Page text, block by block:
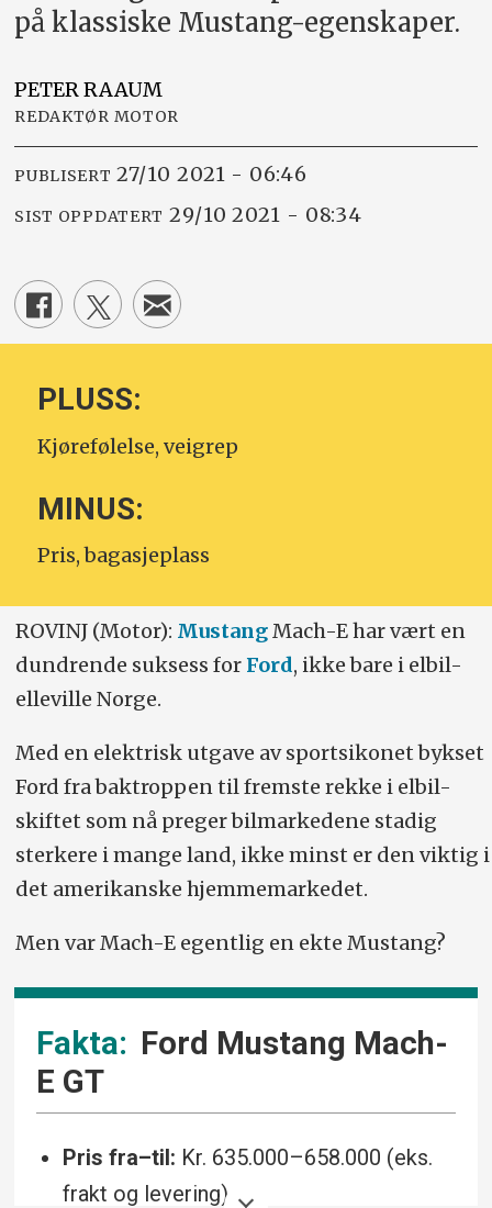
på klassiske Mustang-egenskaper.
PETERRAAUM
REDAKTØR MOTOR
PUBLISERT 27/10 2021 - 06:46
SIST OPPDATERT 29/10 2021 - 08:34
PLUSS:
Kjørefølelse, veigrep
MINUS:
Pris, bagasjeplass
ROVINJ (Motor): MustangMach-E har vært en
dundrende suksess for Ford, ikke bare i elbil-
elleville Norge.
Med en elektrisk utgave av sportsikonet bykset
Ford fra baktroppen til fremste rekke i elbil-
skiftet som nå preger bilmarkedene stadig
sterkere i mange land, ikke minst er den viktig i
det amerikanske hjemmemarkedet.
Men var Mach-E egentlig en ekte Mustang?
Ford Mustang Mach-
E GT
Pris fra–til: Kr. 635.000–658.000 (eks.
frakt og levering).